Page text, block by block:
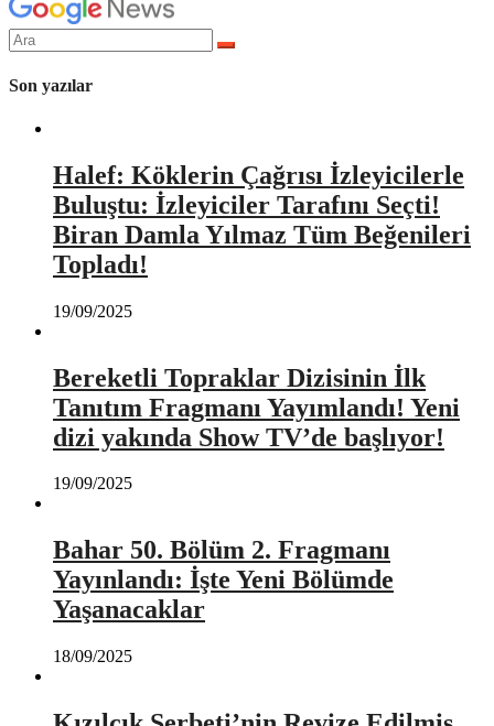
Arama
yap:
Son yazılar
Halef: Köklerin Çağrısı İzleyicilerle
Buluştu: İzleyiciler Tarafını Seçti!
Biran Damla Yılmaz Tüm Beğenileri
Topladı!
19/09/2025
Bereketli Topraklar Dizisinin İlk
Tanıtım Fragmanı Yayımlandı! Yeni
dizi yakında Show TV’de başlıyor!
19/09/2025
Bahar 50. Bölüm 2. Fragmanı
Yayınlandı: İşte Yeni Bölümde
Yaşanacaklar
18/09/2025